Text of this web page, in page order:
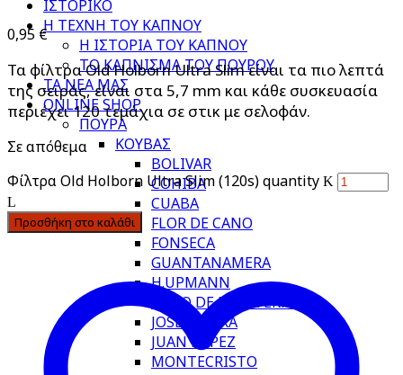
ΙΣΤΟΡΙΚΟ
Η ΤΕΧΝΗ ΤΟΥ ΚΑΠΝΟΥ
Η ΙΣΤΟΡΙΑ ΤΟΥ ΚΑΠΝΟΥ
ΤΟ ΚΑΠΝΙΣΜΑ ΤΟΥ ΠΟΥΡΟΥ
ΤΑ ΝΕΑ ΜΑΣ
ONLINE SHOP
ΠΟΥΡΑ
ΚΟΥΒΑΣ
BOLIVAR
COHIBA
CUABA
FLOR DE CANO
FONSECA
GUANTANAMERA
H.UPMANN
HOYO DE MONTERREY
JOSE PIEDRA
JUAN LOPEZ
MONTECRISTO
0,95 €
Τα φίλτρα Old Holborn Ultra Slim είναι τα πιο λεπτά
της σειράς, είναι στα 5,7 mm και κάθε συσκευασία
περιέχει 120 τεμάχια σε στικ με σελοφάν.
Σε απόθεμα
Φίλτρα Old Holborn Ultra Slim (120s) quantity
Προσθήκη στο καλάθι